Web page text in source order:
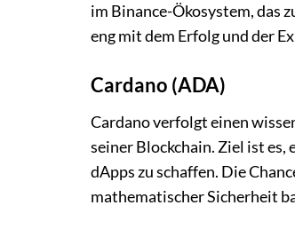
im Binance-Ökosystem, das
eng mit dem Erfolg und der
Cardano (ADA)
Cardano verfolgt einen
seiner Blockchain. Ziel ist
dApps zu schaffen. Die
mathematischer Sicherheit